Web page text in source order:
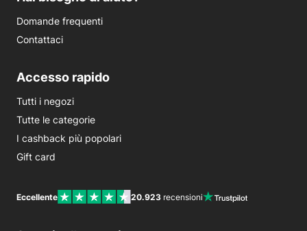
Domande frequenti
Contattaci
Accesso rapido
Tutti i negozi
Tutte le categorie
I cashback più popolari
Gift card
Eccellente 20.923 recensioni